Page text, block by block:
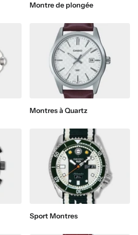
Montre de plongée
Montres à Quartz
Sport Montres